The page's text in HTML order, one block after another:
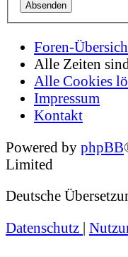
Foren-
Alle Zeiten sind
Alle Cookies
Impressum
Kontakt
Powered by phpBB
Limited
Deutsche
Datenschutz |